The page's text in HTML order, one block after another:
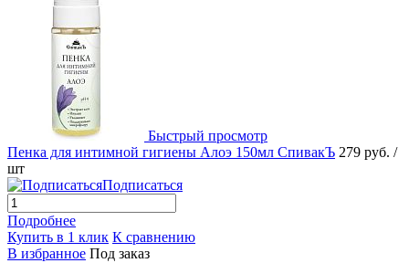
Быстрый просмотр
Пенка для интимной гигиены Алоэ 150мл СпивакЪ 279 руб. /
шт
Подписаться
Подробнее
Купить в 1 клик К сравнению
В избранное Под заказ